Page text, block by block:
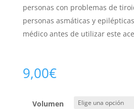
personas con problemas de
personas asmáticas y
médico antes de utilizar este
9,00€
Volumen